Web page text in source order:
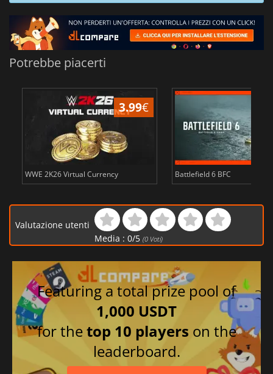
Potrebbe piacerti
3.99€
WWE 2K26 Virtual Currency Battlefield 6 BFC
Valutazione utenti
Media : 0/5 (0Voti)
Featuring a total prize pool of
1,000 USDT
for thetop 10 players on the
leaderboard.